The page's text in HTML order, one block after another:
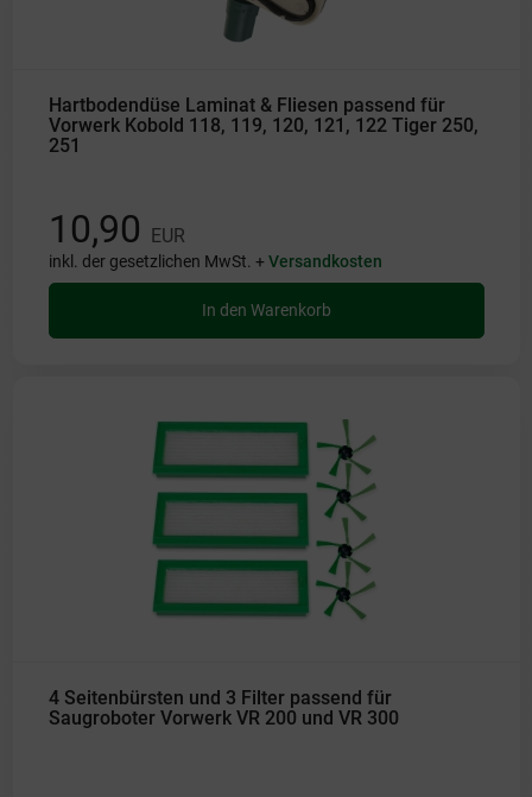
Hartbodendüse Laminat & Fliesen passend für
Vorwerk Kobold 118, 119, 120, 121, 122 Tiger 250,
251
10,90 EUR
inkl. der gesetzlichen MwSt. +Versandkosten
In den Warenkorb
4 Seitenbürsten und 3 Filter passend für
Saugroboter Vorwerk VR 200 und VR 300